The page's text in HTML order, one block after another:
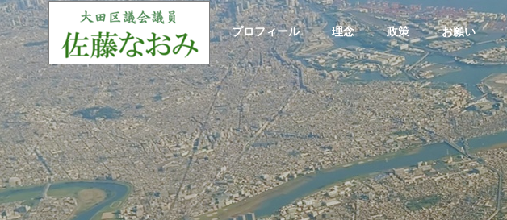
ホーム プロフィール 理念 政策 お願い
理念
GREETING
ご挨拶
政策
お役立ち情報
大田区議会質疑 大田区議会質疑